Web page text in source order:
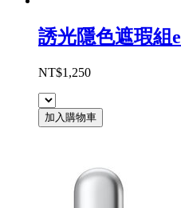
誘光隱色遮瑕組e
NT$1,250
加入購物車